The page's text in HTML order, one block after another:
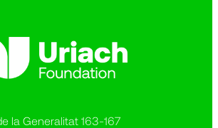
la Generalitat 163-167